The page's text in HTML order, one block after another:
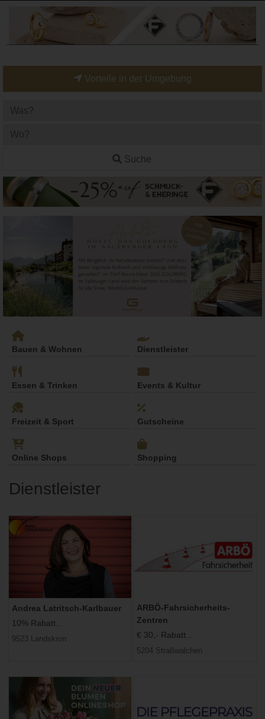
Vorteile in der Umgebung
Suche
Bauen & Wohnen Dienstleister
Essen & Trinken Events & Kultur
Freizeit & Sport Gutscheine
Online Shops Shopping
Dienstleister
Andrea Latritsch-Karlbauer
10% Rabatt...
9523 Landskron
ARBÖ-Fahrsicherheits-
Zentren
€ 30,- Rabatt...
5204 Straßwalchen